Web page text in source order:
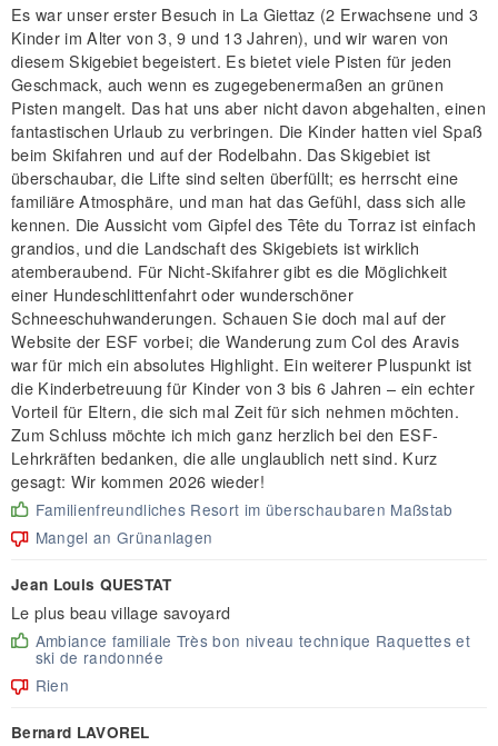
Es war unser erster Besuch in La Giettaz (2 Erwachsene und 3
Kinder im Alter von 3, 9 und 13 Jahren), und wir waren von
diesem Skigebiet begeistert. Es bietet viele Pisten für jeden
Geschmack, auch wenn es zugegebenermaßen an grünen
Pisten mangelt. Das hat uns aber nicht davon abgehalten, einen
fantastischen Urlaub zu verbringen. Die Kinder hatten viel Spaß
beim Skifahren und auf der Rodelbahn. Das Skigebiet ist
überschaubar, die Lifte sind selten überfüllt; es herrscht eine
familiäre Atmosphäre, und man hat das Gefühl, dass sich alle
kennen. Die Aussicht vom Gipfel des Tête du Torraz ist einfach
grandios, und die Landschaft des Skigebiets ist wirklich
atemberaubend. Für Nicht-Skifahrer gibt es die Möglichkeit
einer Hundeschlittenfahrt oder wunderschöner
Schneeschuhwanderungen. Schauen Sie doch mal auf der
Website der ESF vorbei; die Wanderung zum Col des Aravis
war für mich ein absolutes Highlight. Ein weiterer Pluspunkt ist
die Kinderbetreuung für Kinder von 3 bis 6 Jahren – ein echter
Vorteil für Eltern, die sich mal Zeit für sich nehmen möchten.
Zum Schluss möchte ich mich ganz herzlich bei den ESF-
Lehrkräften bedanken, die alle unglaublich nett sind. Kurz
gesagt: Wir kommen 2026 wieder!
Familienfreundliches Resort im überschaubaren Maßstab
Mangel an Grünanlagen
Jean Louis QUESTAT
Le plus beau village savoyard
Ambiance familiale Très bon niveau technique Raquettes et
ski de randonnée
Rien
Bernard LAVOREL